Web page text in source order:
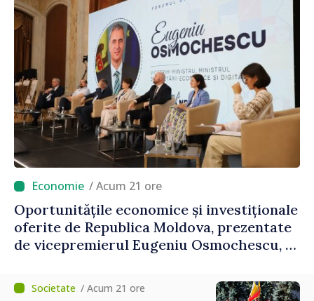
/ Acum 21 ore
Oportunitățile economice și investiționale
oferite de Republica Moldova, prezentate
de vicepremierul Eugeniu Osmochescu, la
/ Acum 21 ore